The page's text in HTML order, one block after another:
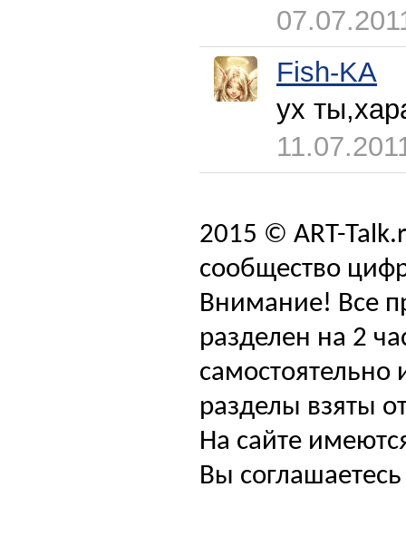
Fish-KA
ух
2015 © ART-
сообщество
Внимание! Все
разделен на 2
самостоятельно
разделы взяты
На сайте
Вы